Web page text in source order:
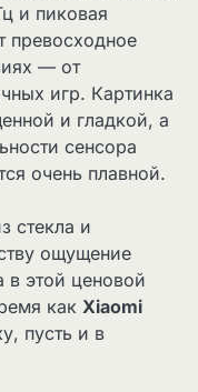
и пиковая
превосходное
— от
игр. Картинка
и гладкой, а
сенсора
очень плавной.
стекла и
ощущение
в этой ценовой
как Xiaomi
пусть и в